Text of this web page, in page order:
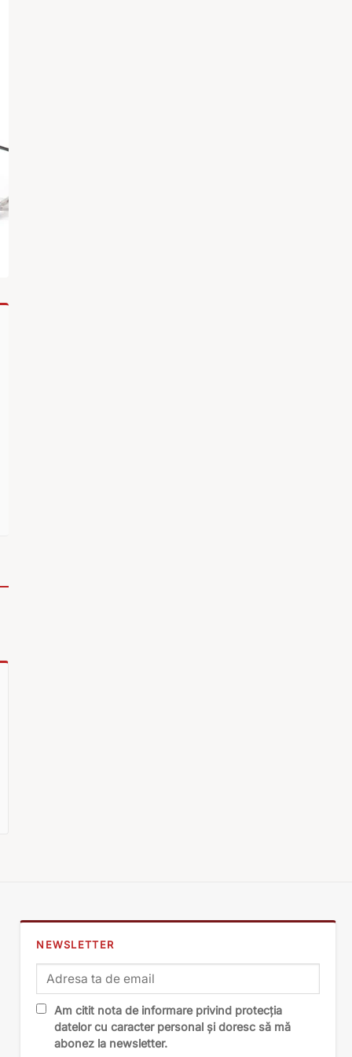
NEWSLETTER
Am citit nota de informare privind protecția
datelor cu caracter personal și doresc să mă
abonez la newsletter.